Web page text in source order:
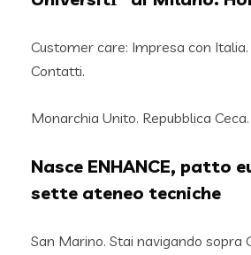
Customer care: Impresa con
Contatti.
Monarchia Unito. Repubblica Ceca.
Nasce ENHANCE, patto
sette ateneo tecniche
San Marino. Stai navigando sopra